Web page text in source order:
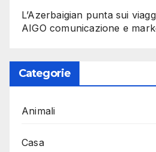
L’Azerbaigian punta sui
AIGO comunicazione e
Categorie
Animali
Casa